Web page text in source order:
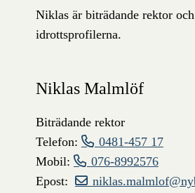
Niklas är biträdande rektor
idrottsprofilerna.
Niklas Malmlöf
Biträdande rektor
Telefon:
0481-457 17
Mobil:
076-8992576
Epost: